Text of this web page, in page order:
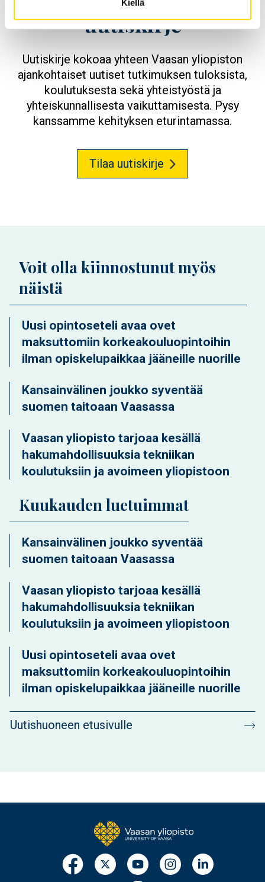
Kiellä
uutiskirje
Uutiskirje kokoaa yhteen Vaasan yliopiston
ajankohtaiset uutiset tutkimuksen tuloksista,
koulutuksesta sekä yhteistyöstä ja
yhteiskunnallisesta vaikuttamisesta. Pysy
kanssamme kehityksen eturintamassa.
Tilaa uutiskirje
Voit olla kiinnostunut myös
näistä
Uusi opintoseteli avaa ovet
maksuttomiin korkeakouluopintoihin
ilman opiskelupaikkaa jääneille nuorille
Kansainvälinen joukko syventää
suomen taitoaan Vaasassa
Vaasan yliopisto tarjoaa kesällä
hakumahdollisuuksia tekniikan
koulutuksiin ja avoimeen yliopistoon
Kuukauden luetuimmat
Kansainvälinen joukko syventää
suomen taitoaan Vaasassa
Vaasan yliopisto tarjoaa kesällä
hakumahdollisuuksia tekniikan
koulutuksiin ja avoimeen yliopistoon
Uusi opintoseteli avaa ovet
maksuttomiin korkeakouluopintoihin
ilman opiskelupaikkaa jääneille nuorille
Uutishuoneen etusivulle